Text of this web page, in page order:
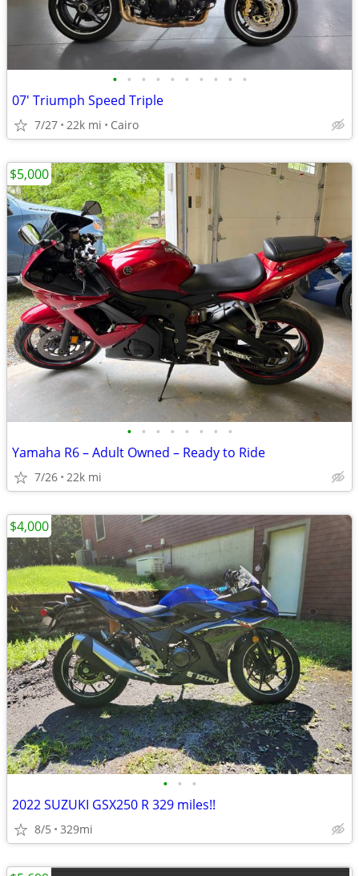
• • • • • • • • • •
07' Triumph Speed Triple
7/27 22k mi Cairo
• • • • • • • •
Yamaha R6 – Adult Owned – Ready to Ride
7/26 22k mi
$5,000
• • •
2022 SUZUKI GSX250 R 329 miles!!
8/5 329mi
$4,000